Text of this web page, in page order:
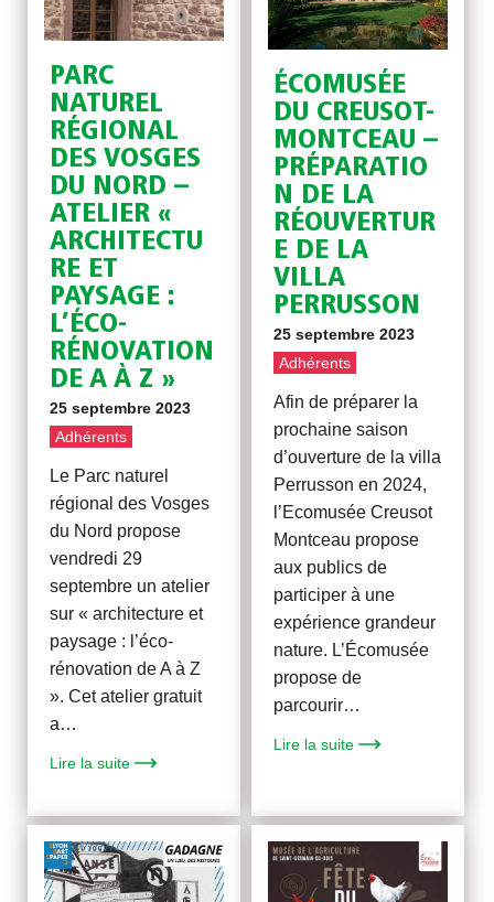
PARC
NATUREL
RÉGIONAL
DES VOSGES
DU NORD –
ATELIER «
ARCHITECTU
RE ET
PAYSAGE :
L’ÉCO-
RÉNOVATION
DE A À Z »
25 septembre 2023
Adhérents
Le Parc naturel
régional des Vosges
du Nord propose
vendredi 29
septembre un atelier
sur « architecture et
paysage : l’éco-
rénovation de A à Z
». Cet atelier gratuit
a…
Lire la suite
ÉCOMUSÉE
DU CREUSOT-
MONTCEAU –
PRÉPARATIO
N DE LA
RÉOUVERTUR
E DE LA
VILLA
PERRUSSON
25 septembre 2023
Adhérents
Afin de préparer la
prochaine saison
d’ouverture de la villa
Perrusson en 2024,
l’Ecomusée Creusot
Montceau propose
aux publics de
participer à une
expérience grandeur
nature. L’Écomusée
propose de
parcourir…
Lire la suite